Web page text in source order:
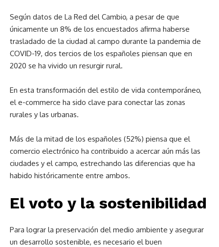
Según datos de La Red del Cambio, a pesar de que
únicamente un 8% de los encuestados afirma haberse
trasladado de la ciudad al campo durante la pandemia de
COVID-19, dos tercios de los españoles piensan que en
2020 se ha vivido un resurgir rural.
En esta transformación del estilo de vida contemporáneo,
el e-commerce ha sido clave para conectar las zonas
rurales y las urbanas.
Más de la mitad de los españoles (52%) piensa que el
comercio electrónico ha contribuido a acercar aún más las
ciudades y el campo, estrechando las diferencias que ha
habido históricamente entre ambos.
El voto y la sostenibilidad
Para lograr la preservación del medio ambiente y asegurar
un desarrollo sostenible, es necesario el buen